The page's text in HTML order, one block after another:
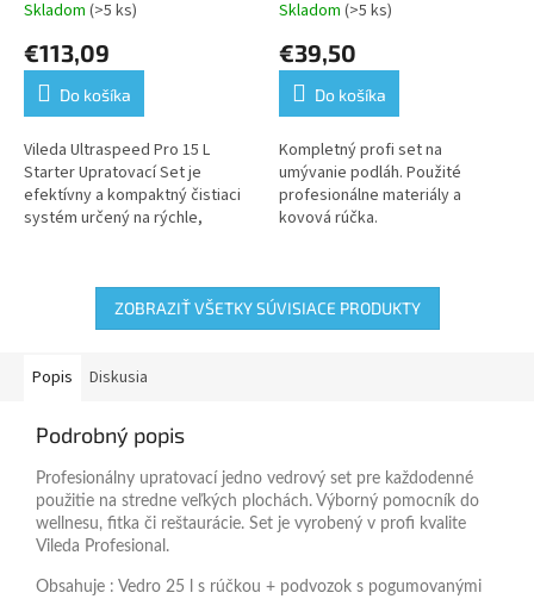
Priemerné
produktu
5,0
5
hviezdičiek.
Skladom (>5 ks)
€113,09
Do košíka
Vileda Ultraspeed Pro 15 L
Starter Upratovací Set je
efektívny a kompaktný čistiaci
systém určený na rýchle,
komerčných...
Priemerné
produktu
5,0
5
hviezdičiek.
Skladom (>5 ks)
€39,50
Do košíka
Kompletný profi set na
umývanie podláh. Použité
profesionálne materiály a
kovová rúčka.
ZOBRAZIŤ VŠETKY SÚVISIACE PRODUKTY
Popis Diskusia
Podrobný popis
Profesionálny upratovací jedno vedrový set pre každodenné
použitie na stredne veľkých plochách. Výborný pomocník do
wellnesu, fitka či reštaurácie. Set je vyrobený v profi kvalite
Vileda Profesional.
Obsahuje : Vedro 25 l s rúčkou + podvozok s pogumovanými